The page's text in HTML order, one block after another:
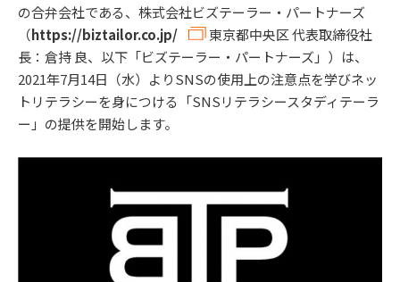
の合弁会社である、株式会社ビズテーラー・パートナーズ
（https://biztailor.co.jp/
東京都中央区 代表取締役社
長：倉持 良、以下「ビズテーラー・パートナーズ」）は、
2021年7月14日（水）よりSNSの使用上の注意点を学びネッ
トリテラシーを身につける「SNSリテラシースタディテーラ
ー」の提供を開始します。